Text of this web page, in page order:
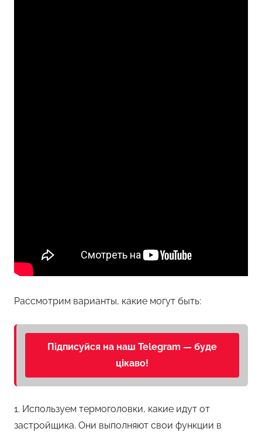
Рассмотрим варианты, какие могут быть:
Підписуйся на наш Telegram — буде
цікаво!
1. Используем термоголовки, какие идут от
застройщика. Они выполняют свои функции в